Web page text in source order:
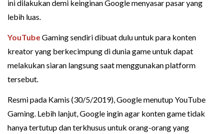
ini dilakukan demi keinginan Google menyasar pasar yang
lebih luas.
YouTubeGaming sendiri dibuat dulu untuk para konten
kreator yang berkecimpung di dunia game untuk dapat
melakukan siaran langsung saat menggunakan platform
tersebut.
Resmi pada Kamis (30/5/2019), Google menutup YouTube
Gaming. Lebih lanjut, Google ingin agar konten game tidak
hanya tertutup dan terkhusus untuk orang-orang yang